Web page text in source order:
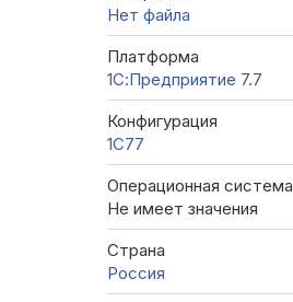
Нет файла
Платформа
1С:Предприятие 7.7
Конфигурация
1C77
Операционная система
Не имеет значения
Страна
Россия